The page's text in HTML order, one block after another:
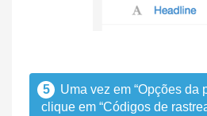
5
Uma vez em “Opções da
clique em “Códigos de